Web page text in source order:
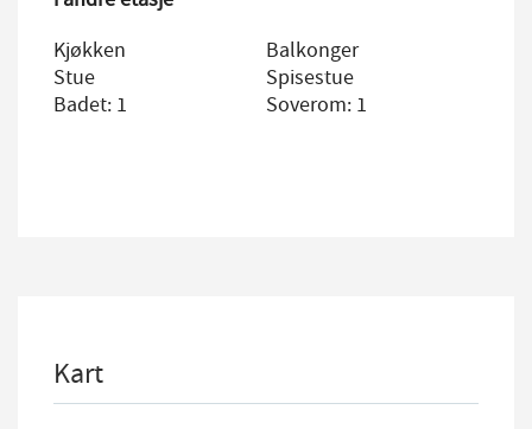
Kjøkken
Balkonger
Stue
Spisestue
Badet: 1
Soverom: 1
Kart